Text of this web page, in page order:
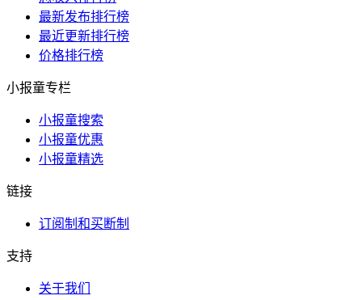
最新发布排行榜
最近更新排行榜
价格排行榜
小报童专栏
小报童搜索
小报童优惠
小报童精选
链接
订阅制和买断制
支持
关于我们